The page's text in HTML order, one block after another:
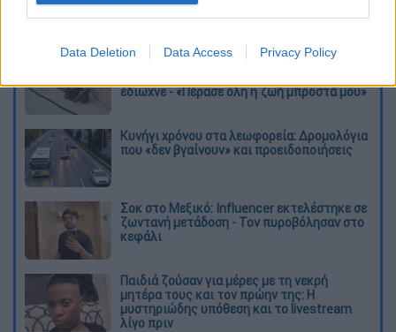
Data Deletion Data Access Privacy Policy
Τα «γεράκια» της Ψάθας: Έσωσαν από τη
έδιωχνε - «Πέρασε όλη η ζωή μπροστά μου»
Κυνήγι χρόνου στα λεωφορεία: Δρομολόγια
που «δεν βγαίνουν» και προειδοποιήσεις
Σοκ στο Μεξικό: Influencer εκτελέστηκε σε
ζωντανή μετάδοση - Τον πυροβόλησαν στο
κεφάλι
Παιδιά ζούσαν για μέρες με τη νεκρή
μητέρα τους και τον πρώην της: Η
μυστηριώδης υπόθεση και το livestream
λίγο πριν